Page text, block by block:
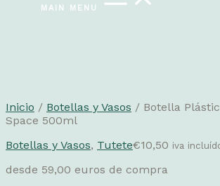
MAIN MENU
Inicio / Botellas y Vasos / Botella
Space 500ml
Botellas y Vasos, Tutete€10,50 iva
desde 59,00 euros de compra